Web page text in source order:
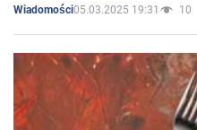
Wiadomości05.03.2025 19:31 10